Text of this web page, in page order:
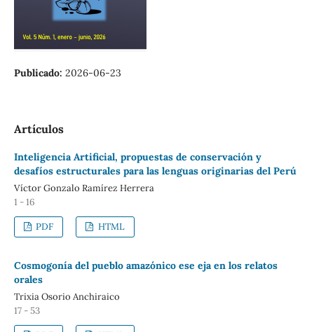
Publicado: 2026-06-23
Artículos
Inteligencia Artificial, propuestas de conservación y
desafíos estructurales para las lenguas originarias del Perú
Víctor Gonzalo Ramírez Herrera
1 - 16
PDF HTML
Cosmogonía del pueblo amazónico ese eja en los relatos
orales
Trixia Osorio Anchiraico
17 - 53